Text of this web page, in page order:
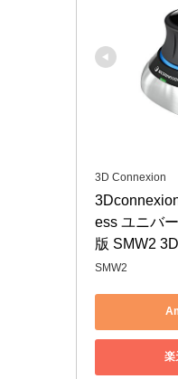
3D Connexion
ess ユニバ
版 SMW2
SMW2
楽